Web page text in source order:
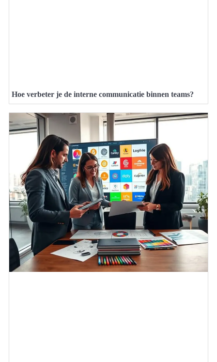
Hoe verbeter je de interne communicatie binnen teams?